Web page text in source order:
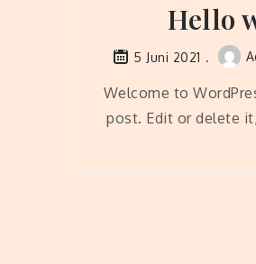
Hello
5 Juni 2021
Welcome to
post. Edit or delete